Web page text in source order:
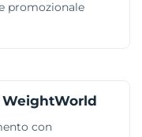
promozionale
con